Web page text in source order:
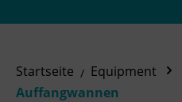
Startseite Equipment
Auffangwannen